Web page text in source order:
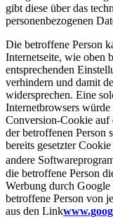
gibt diese über das
personenbezogenen
Die betroffene Person
Internetseite, wie oben
entsprechenden
verhindern und damit
widersprechen. Eine
Internetbrowsers
Conversion-Cookie auf
der betroffenen Person
bereits gesetzter
andere
die betroffene Person
Werbung durch
betroffene Person von
aus den Link